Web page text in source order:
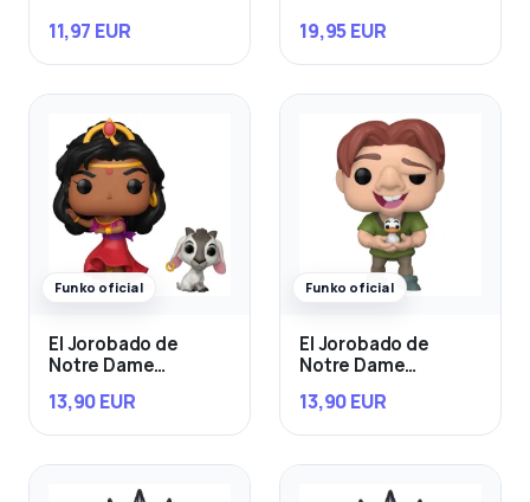
11,97 EUR 19,95 EUR
Funko oficial
El Jorobado de
Notre Dame
13,90 EUR
Funko oficial
El Jorobado de
Notre Dame
13,90 EUR